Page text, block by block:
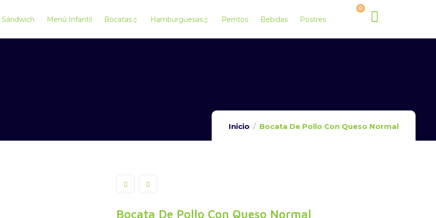
Sándwich Menú Infantil Bocatas Hamburguesas Perritos Bebidas Postres
0
Inicio Bocata De Pollo Con Queso Normal
Bocata De Pollo Con Queso Normal